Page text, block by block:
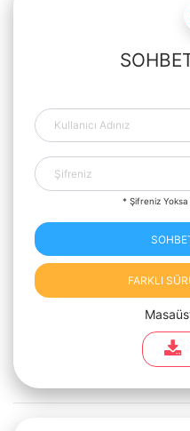
* Şifreniz Yoksa
FARKLI